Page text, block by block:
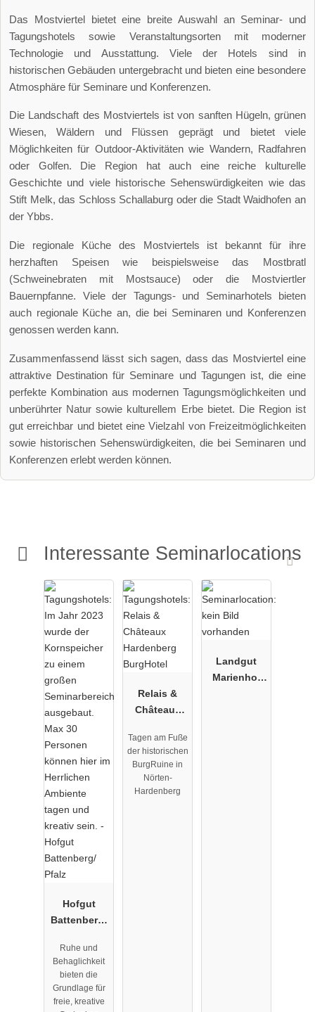
Das Mostviertel bietet eine breite Auswahl an Seminar- und
Tagungshotels sowie Veranstaltungsorten mit moderner
Technologie und Ausstattung. Viele der Hotels sind in
historischen Gebäuden untergebracht und bieten eine besondere
Atmosphäre für Seminare und Konferenzen.
Die Landschaft des Mostviertels ist von sanften Hügeln, grünen
Wiesen, Wäldern und Flüssen geprägt und bietet viele
Möglichkeiten für Outdoor-Aktivitäten wie Wandern, Radfahren
oder Golfen. Die Region hat auch eine reiche kulturelle
Geschichte und viele historische Sehenswürdigkeiten wie das
Stift Melk, das Schloss Schallaburg oder die Stadt Waidhofen an
der Ybbs.
Die regionale Küche des Mostviertels ist bekannt für ihre
herzhaften Speisen wie beispielsweise das Mostbratl
(Schweinebraten mit Mostsauce) oder die Mostviertler
Bauernpfanne. Viele der Tagungs- und Seminarhotels bieten
auch regionale Küche an, die bei Seminaren und Konferenzen
genossen werden kann.
Zusammenfassend lässt sich sagen, dass das Mostviertel eine
attraktive Destination für Seminare und Tagungen ist, die eine
perfekte Kombination aus modernen Tagungsmöglichkeiten und
unberührter Natur sowie kulturellem Erbe bietet. Die Region ist
gut erreichbar und bietet eine Vielzahl von Freizeitmöglichkeiten
sowie historischen Sehenswürdigkeiten, die bei Seminaren und
Konferenzen erlebt werden können.
Interessante Seminarlocations
Hofgut
Battenberg/
Ruhe und
Behaglichkeit
bieten die
Grundlage für
freie, kreative
Relais &
Châteaux
BurgHotel
Tagen am Fuße
der historischen
BurgRuine in
Nörten-
Hardenberg
Landgut
Marienhof